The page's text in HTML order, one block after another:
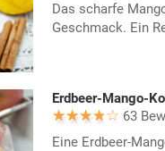
Das scharfe
Geschmack. Ein
Erdbeer-Mango-
63
Eine Erdbeer-